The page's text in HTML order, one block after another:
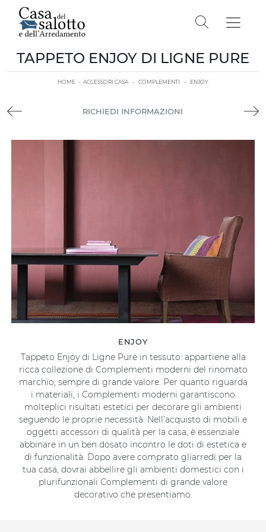
TAPPETO ENJOY DI LIGNE PURE
HOME - ACCESSORI CASA - COMPLEMENTI - ENJOY
RICHIEDI INFORMAZIONI
ENJOY
Tappeto Enjoy di Ligne Pure in tessuto: appartiene alla
ricca collezione di Complementi moderni del rinomato
marchio, sempre di grande valore. Per quanto riguarda
i materiali, i Complementi moderni garantiscono
molteplici risultati estetici per decorare gli ambienti
seguendo le proprie necessità. Nell’acquisto di mobili e
oggetti accessori di qualità per la casa, è essenziale
abbinare in un ben dosato incontro le doti di estetica e
di funzionalità. Dopo avere comprato gliarredi per la
tua casa, dovrai abbellire gli ambienti domestici con i
plurifunzionali Complementi di grande valore
decorativo che presentiamo.